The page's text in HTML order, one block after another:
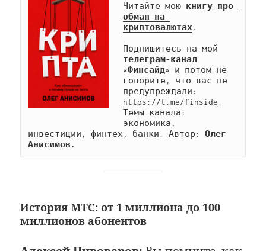
Читайте мою книгу про
обман на
криптовалютах.
телеграм-канал
«Финсайд» и потом не
говорите, что вас не
https://t.me/finside.
Темы канала:
экономика,
инвестиции, финтех, банки. Автор: Олег
Анисимов.
История МТС: от 1 миллиона до 100
миллионов абонентов